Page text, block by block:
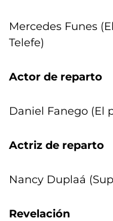
Mercedes Funes
Telefe)
Actor de reparto
Daniel Fanego (El
Actriz de reparto
Nancy Duplaá
Revelación